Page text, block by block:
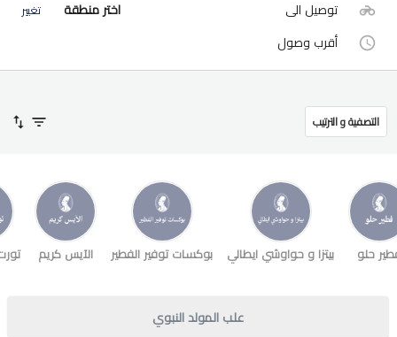
توصيل الى اختر منطقة تغيير
أقرب وصول
التصفية و الترتيب
حلو بيتزا و حواوشي ايطالي بوكسات توفير الفطير الآيس كريم
علب المولد النبوي